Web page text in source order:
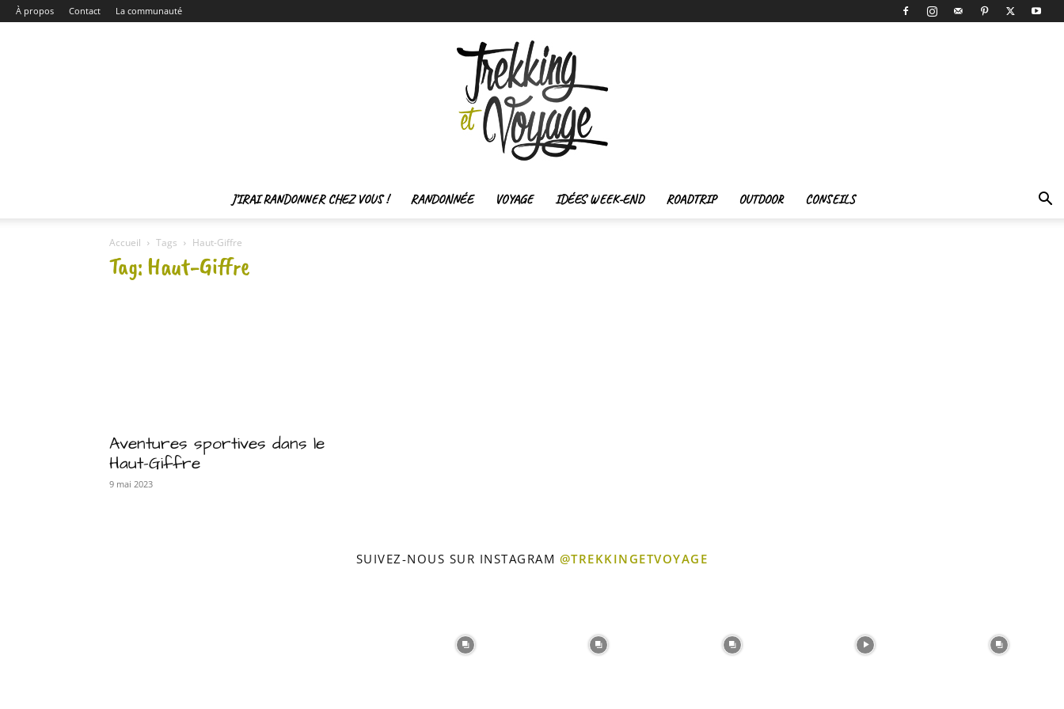
À propos Contact La communauté
J’IRAI RANDONNER CHEZ VOUS ! RANDONNÉE VOYAGE IDÉES WEEK-END ROADTRIP OUTDOOR CONSEILS
Accueil Tags Haut-Giffre
Tag: Haut-Giffre
Aventures sportives dans le
Haut-Giffre
9 mai 2023
SUIVEZ-NOUS SUR INSTAGRAM @TREKKINGETVOYAGE